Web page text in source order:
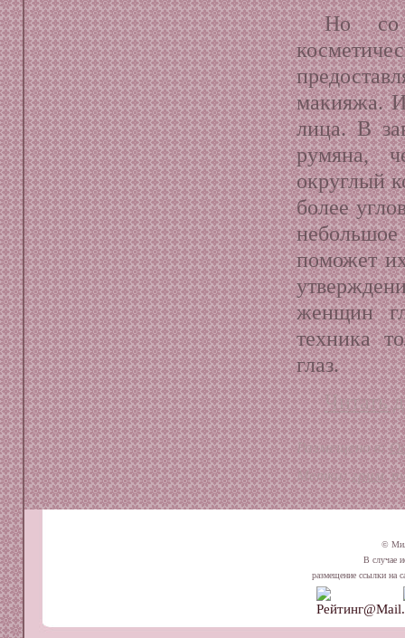
Но со
макияжа.
лица. В
румяна,
округлый
более
поможет
женщин
техника
глаз.
Читать
Размещено в:
Метки:грим,
©
В случае
размещение ссылки на